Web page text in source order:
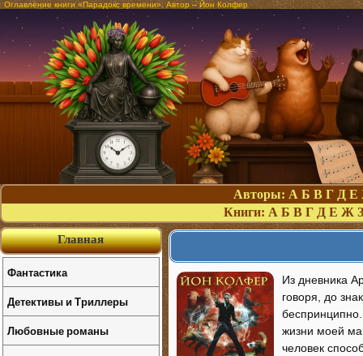
Оглавление книги «Парадокс времени». Автор – Йон Колфер
Авторы: А Б В Г Д Е
Книги: А Б В Г Д Е Ж З
Из дневника
говоря, до
жизни моей
человек
Главная
Фантастика
Детективы и Триллеры
Любовные романы